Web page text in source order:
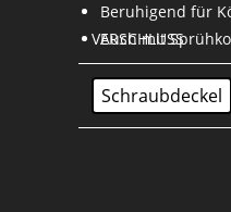
Beruhigend für
Auch mit
VERSCHLUSS
Schraubdeckel